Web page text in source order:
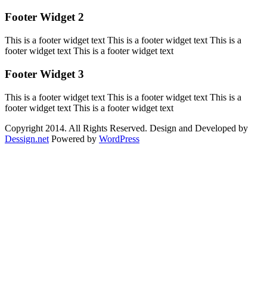
Footer Widget 2
This is a footer widget text This is a footer widget text This is a
footer widget text This is a footer widget text
Footer Widget 3
This is a footer widget text This is a footer widget text This is a
footer widget text This is a footer widget text
Copyright 2014. All Rights Reserved. Design and Developed by
Dessign.net Powered by WordPress